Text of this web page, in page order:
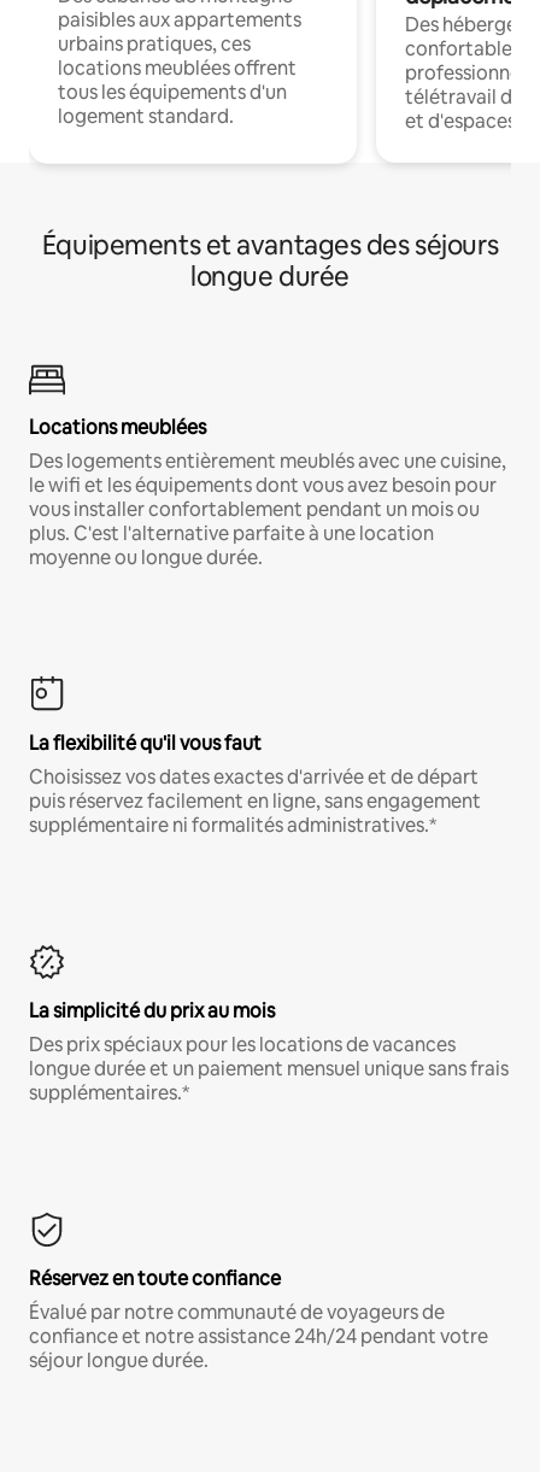
paisibles aux appartements
urbains pratiques, ces
locations meublées offrent
tous les équipements d'un
logement standard.
Des
confortables
professionnels
télétravail
et d'espaces
Équipements et avantages des séjours
longue durée
Locations meublées
Des logements entièrement meublés avec une cuisine,
le wifi et les équipements dont vous avez besoin pour
vous installer confortablement pendant un mois ou
plus. C'est l'alternative parfaite à une location
moyenne ou longue durée.
La flexibilité qu'il vous faut
Choisissez vos dates exactes d'arrivée et de départ
puis réservez facilement en ligne, sans engagement
supplémentaire ni formalités administratives.*
La simplicité du prix au mois
Des prix spéciaux pour les locations de vacances
longue durée et un paiement mensuel unique sans frais
supplémentaires.*
Réservez en toute confiance
Évalué par notre communauté de voyageurs de
confiance et notre assistance 24h/24 pendant votre
séjour longue durée.